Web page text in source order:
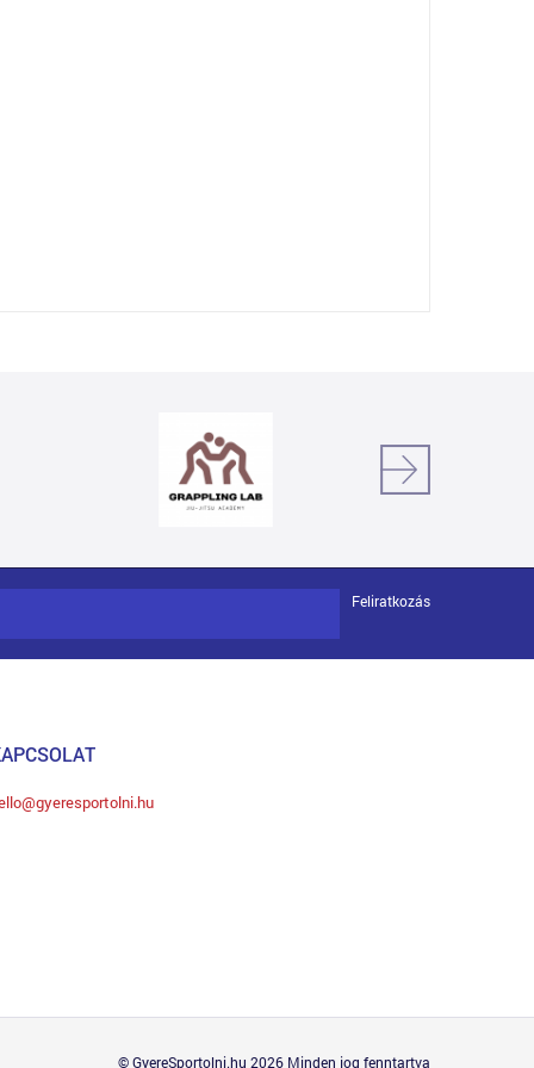
Feliratkozás
© GyereSportolni.hu 2026 Minden jog fenntartva